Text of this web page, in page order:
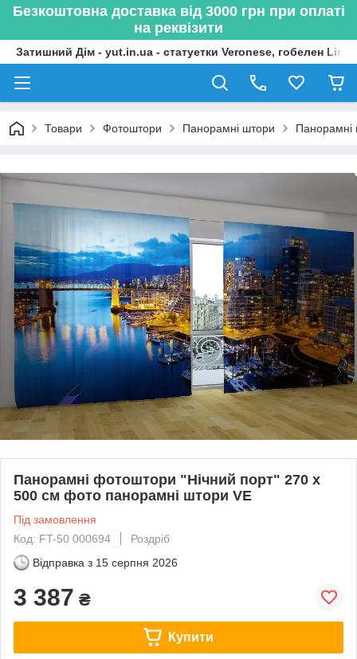
Безкоштовна доставка від 3000 грн при оплаті
на реквізити
Затишний Дім - yut.in.ua - статуетки Veronese, гобелен
Товари Фотоштори Панорамні штори Панорамні
Панорамні фотоштори "Нічний порт" 270 х
500 см фото панорамні штори VE
Під замовлення
Код: FT-50 000694
Роздріб
Відправка з 15 серпня 2026
3 387 ₴
Купити